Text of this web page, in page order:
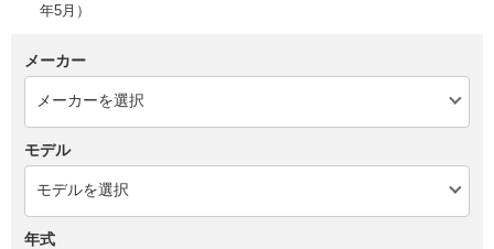
年5月）
メーカー
モデル
年式